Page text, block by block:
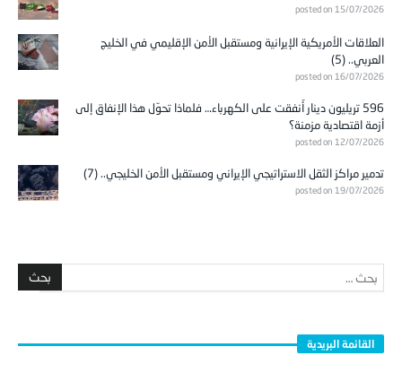
posted on 15/07/2026
العلاقات الأمريكية الإيرانية ومستقبل الأمن الإقليمي في الخليج
العربي.. (5)
posted on 16/07/2026
596 تريليون دينار أُنفقت على الكهرباء… فلماذا تحوّل هذا الإنفاق إلى
أزمة اقتصادية مزمنة؟
posted on 12/07/2026
تدمير مراكز الثقل الاستراتيجي الإيراني ومستقبل الأمن الخليجي.. (7)
posted on 19/07/2026
القائمة البريدية